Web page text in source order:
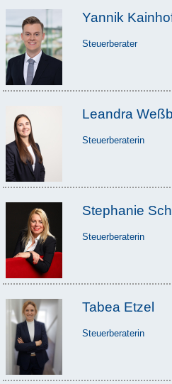
Yannik
Steuerberater
Leandra
Steuerberaterin
Stephanie
Steuerberaterin
Tabea Etzel
Steuerberaterin